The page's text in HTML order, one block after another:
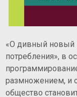
«О дивный новый
потребления», в
размножением, и
общество